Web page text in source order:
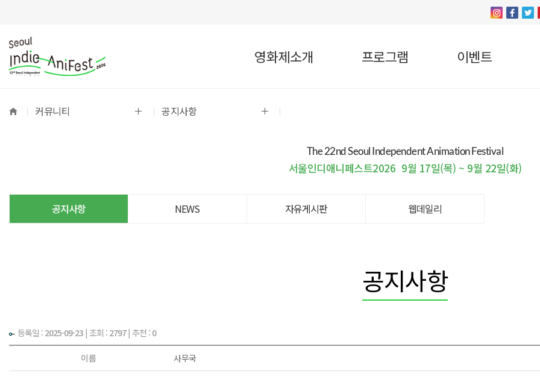
영화제소개 프로그램 이벤트
커뮤니티 공지사항
The 22nd Seoul Independent Animation Festival
서울인디애니페스트2026 9월 17일(목) ~ 9월 22일(화)
공지사항 NEWS 자유게시판 웹데일리
공지사항
등록일 : 2025-09-23 | 조회 : 2797| 추천 : 0
이름 사무국